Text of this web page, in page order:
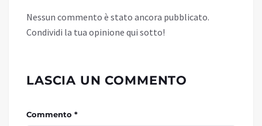
Nessun commento è stato ancora pubblicato.
Condividi la tua opinione qui sotto!
LASCIA UN COMMENTO
Commento *